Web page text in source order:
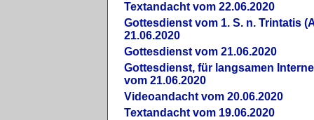
Textandacht vom 22.06.2020
Gottesdienst vom 1. S. n. Trintatis
21.06.2020
Gottesdienst vom 21.06.2020
Gottesdienst, für langsamen
vom 21.06.2020
Videoandacht vom 20.06.2020
Textandacht vom 19.06.2020